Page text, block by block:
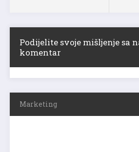
Podijelite svoje mišljenje sa
komentar
Marketing